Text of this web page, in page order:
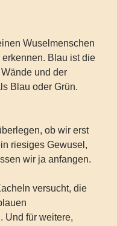
Wuselmenschen
Blau ist die
und der
Blau oder Grün.
ob wir erst
riesiges Gewusel,
wir ja anfangen.
versucht, die
Und für weitere,